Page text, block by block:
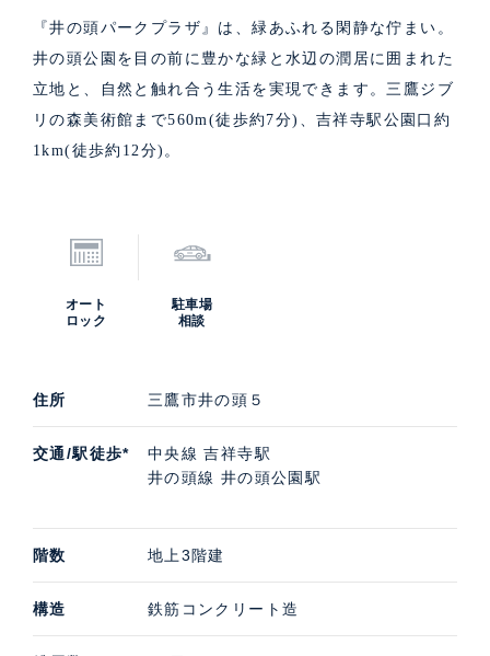
『井の頭パークプラザ』は、緑あふれる閑静な佇まい。
井の頭公園を目の前に豊かな緑と水辺の潤居に囲まれた
立地と、自然と触れ合う生活を実現できます。三鷹ジブ
リの森美術館まで560m(徒歩約7分)、吉祥寺駅公園口約
1km(徒歩約12分)。
オート
ロック
駐車場
相談
住所 三鷹市井の頭５
交通/駅徒歩*
中央線 吉祥寺駅
井の頭線 井の頭公園駅
階数 地上3階建
構造 鉄筋コンクリート造